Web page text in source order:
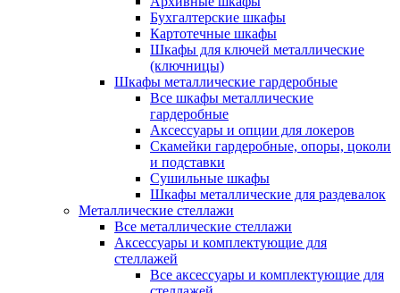
Бухгалтерские шкафы
Картотечные шкафы
Шкафы для ключей металлические
(ключницы)
Шкафы металлические гардеробные
Все шкафы металлические
гардеробные
Аксессуары и опции для локеров
Скамейки гардеробные, опоры, цоколи
и подставки
Сушильные шкафы
Шкафы металлические для раздевалок
Металлические стеллажи
Все металлические стеллажи
Аксессуары и комплектующие для
стеллажей
Все аксессуары и комплектующие для